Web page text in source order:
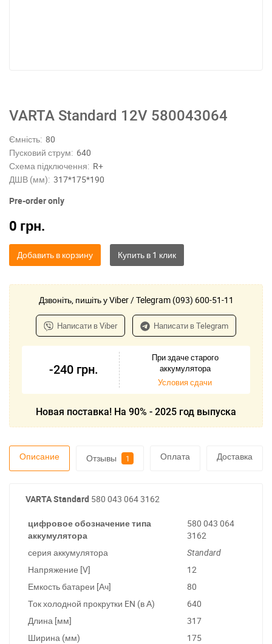
VARTA Standard 12V 580043064
Ємність: 80
Пусковий струм: 640
Схема підключення: R+
ДШВ (мм): 317*175*190
Pre-order only
0 грн.
Добавить в корзину
Дзвоніть, пишіть у Viber / Telegram (093) 600-51-11
Написати в Viber Написати в Telegram
-240 грн.
При здаче старого
аккумулятора
Условия сдачи
Новая поставка! На 90% - 2025 год выпуска
Описание Отзывы 1 Оплата Доставка
VARTA Standard 580 043 064 3162
цифровое обозначение типа
аккумулятора
580 043 064
3162
серия аккумулятора
Standard
Напряжение [V]
12
Емкость батареи [Ач]
80
Ток холодной прокрутки EN (в А)
640
Длина [мм]
317
Ширина (мм)
175